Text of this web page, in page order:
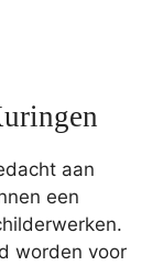
aan
een
worden voor